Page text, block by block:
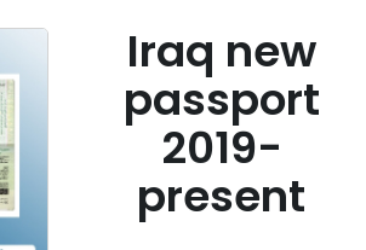
Iraq new
passport
2019-
present